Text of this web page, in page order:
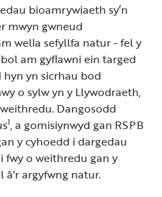
bioamrywiaeth sy’n
mwyn gwneud
wella sefyllfa natur - fel y
am gyflawni ein targed
yn sicrhau bod
o sylw yn y Llywodraeth,
Dangosodd
1, a gomisiynwyd gan RSPB
y cyhoedd i dargedau
o weithredu gan y
â'r argyfwng natur.